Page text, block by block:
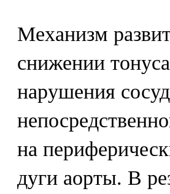
Механизм
снижении
нарушения
на
дуги аорты. В